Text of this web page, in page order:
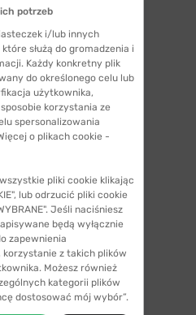
potrzeb
i/lub innych
służą do gromadzenia i
Każdy konkretny plik
do określonego celu lub
użytkownika,
korzystania ze
spersonalizowania
o plikach cookie -
pliki cookie klikając
lub odrzucić pliki cookie
Jeśli naciśniesz
będą wyłącznie
zapewnienia
z takich plików
Możesz również
kategorii plików
dostosować mój wybór”.